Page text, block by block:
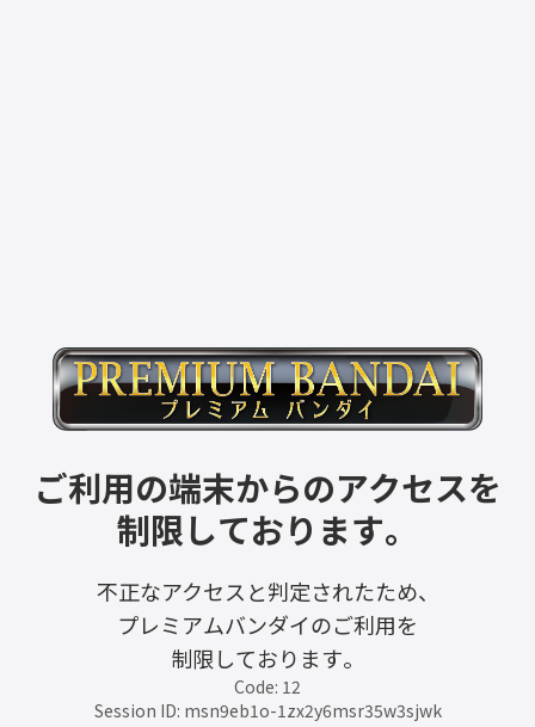
ご利用の端末からのアクセスを
制限しております。
不正なアクセスと判定されたため、
プレミアムバンダイのご利用を
制限しております。
Code: 12
Session ID: msn9eb1o-1zx2y6msr35w3sjwk